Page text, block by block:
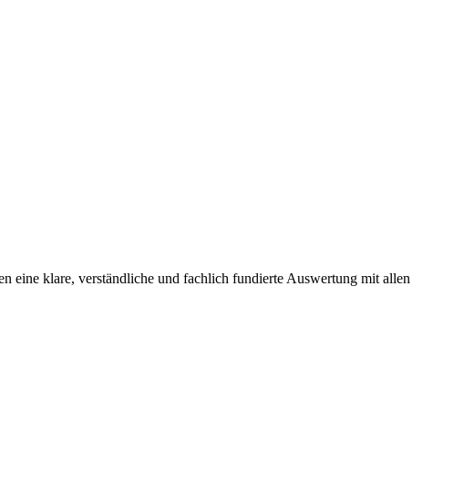
eine klare, verständliche und fachlich fundierte Auswertung mit allen